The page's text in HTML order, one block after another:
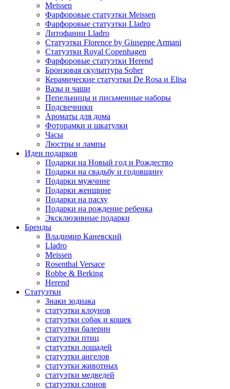
Meissen
Фарфоровые статуэтки Meissen
Фарфоровые статуэтки Lladro
Литофании Lladro
Статуэтки Florence by Giuseppe Armani
Статуэтки Royal Copenhagen
Фарфоровые статуэтки Herend
Бронзовая скульптура Soher
Керамические статуэтки De Rosa и Elisa
Вазы и чаши
Пепельницы и письменные наборы
Подсвечники
Ароматы для дома
Фоторамки и шкатулки
Часы
Люстры и лампы
Идеи подарков
Подарки на Новый год и Рождество
Подарки на свадьбу и годовщину
Подарки мужчине
Подарки женщине
Подарки на пасху
Подарки на рождение ребенка
Эксклюзивные подарки
Бренды
Владимир Каневский
Lladro
Meissen
Rosenthal Versace
Robbe & Berking
Herend
Статуэтки
Знаки зодиака
статуэтки клоунов
статуэтки собак и кошек
статуэтки балерин
статуэтки птиц
статуэтки лошадей
статуэтки ангелов
статуэтки животных
статуэтки медведей
статуэтки слонов